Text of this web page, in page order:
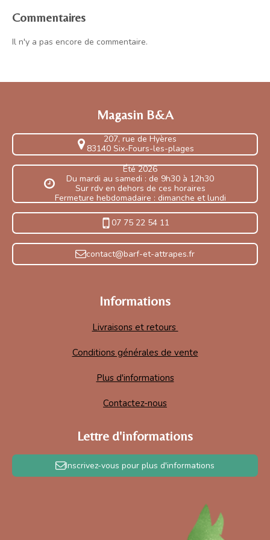
Commentaires
Il n'y a pas encore de commentaire.
Magasin B&A
207, rue de Hyères
83140 Six-Fours-les-plages
Été 2026
Du mardi au samedi : de 9h30 à 12h30
Sur rdv en dehors de ces horaires
Fermeture hebdomadaire : dimanche et lundi
07 75 22 54 11
contact@barf-et-attrapes.fr
Informations
Livraisons et retours
Conditions générales de vente
Plus d'informations
Contactez-nous
Lettre d'informations
Inscrivez-vous pour plus d'informations